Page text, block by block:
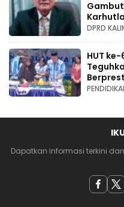
Karhutla
DPRD
HUT ke-
Dapatkan informasi terkini